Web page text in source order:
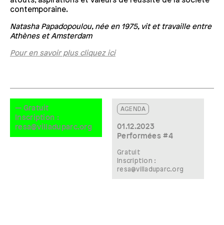
contemporaine.
Natasha Papadopoulou, née en 1975, vit et travaille entre
Athènes et Amsterdam
Pour en savoir plus cliquez ici
— Gratuit
Inscription :
resa@villaduparc.org
AGENDA
01.12.2023
Performées #4
Gratuit
Inscription :
resa@villaduparc.org